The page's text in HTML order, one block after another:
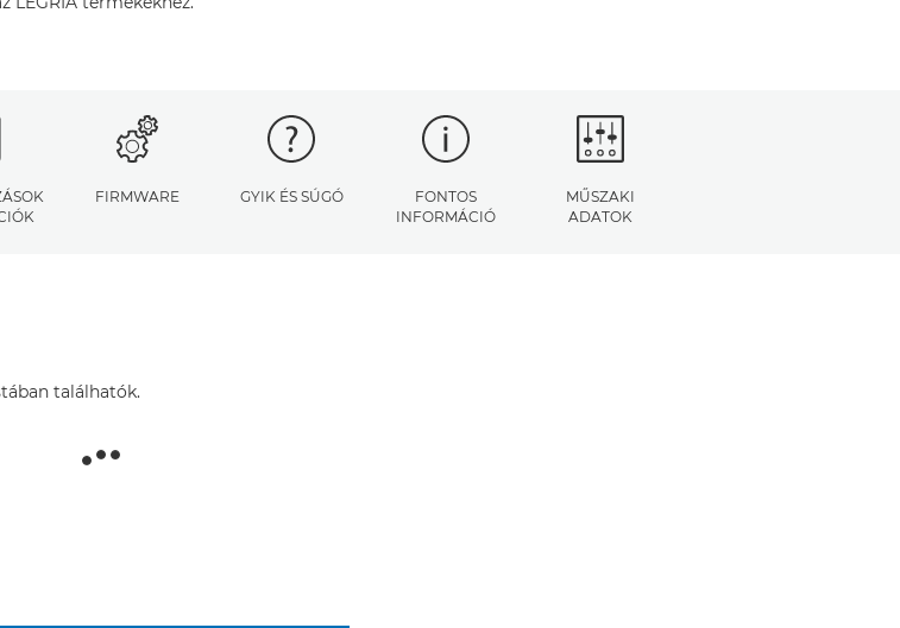
FIRMWARE GYIK ÉS SÚGÓ
FONTOS
INFORMÁCIÓ
MŰSZAKI
ADATOK
találhatók.